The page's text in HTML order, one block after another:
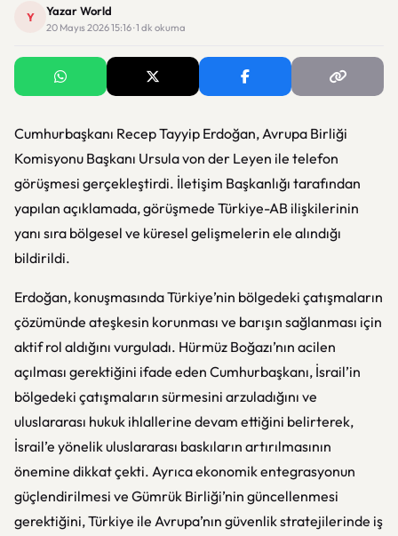
Y Yazar World
20 Mayıs 2026 15:16 · 1 dk okuma
Cumhurbaşkanı Recep Tayyip Erdoğan, Avrupa Birliği
Komisyonu Başkanı Ursula von der Leyen ile telefon
görüşmesi gerçekleştirdi. İletişim Başkanlığı tarafından
yapılan açıklamada, görüşmede Türkiye-AB ilişkilerinin
yanı sıra bölgesel ve küresel gelişmelerin ele alındığı
bildirildi.
Erdoğan, konuşmasında Türkiye’nin bölgedeki çatışmaların
çözümünde ateşkesin korunması ve barışın sağlanması için
aktif rol aldığını vurguladı. Hürmüz Boğazı’nın acilen
açılması gerektiğini ifade eden Cumhurbaşkanı, İsrail’in
bölgedeki çatışmaların sürmesini arzuladığını ve
uluslararası hukuk ihlallerine devam ettiğini belirterek,
İsrail’e yönelik uluslararası baskıların artırılmasının
önemine dikkat çekti. Ayrıca ekonomik entegrasyonun
güçlendirilmesi ve Gümrük Birliği’nin güncellenmesi
gerektiğini, Türkiye ile Avrupa’nın güvenlik stratejilerinde iş